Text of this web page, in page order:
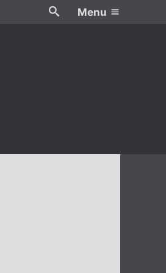
Menu